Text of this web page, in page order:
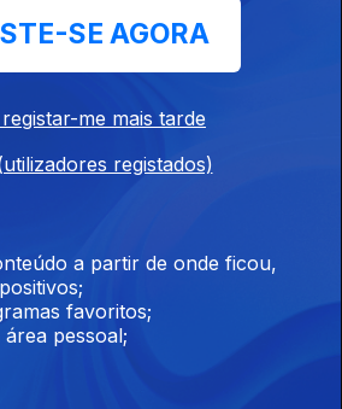
diz o ex ministro da
exames
SE AGORA
me mais tarde
registados)
a partir de onde ficou,
favoritos;
pessoal;